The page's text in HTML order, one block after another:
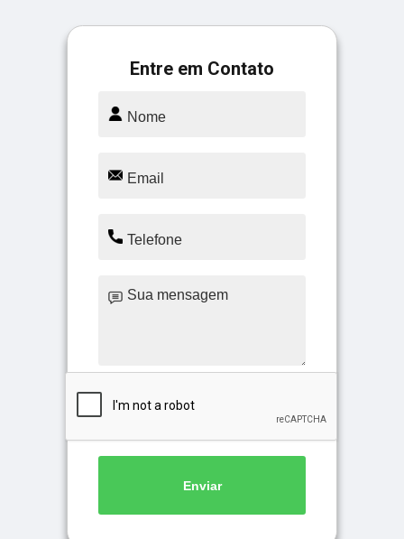
Entre em Contato
Enviar